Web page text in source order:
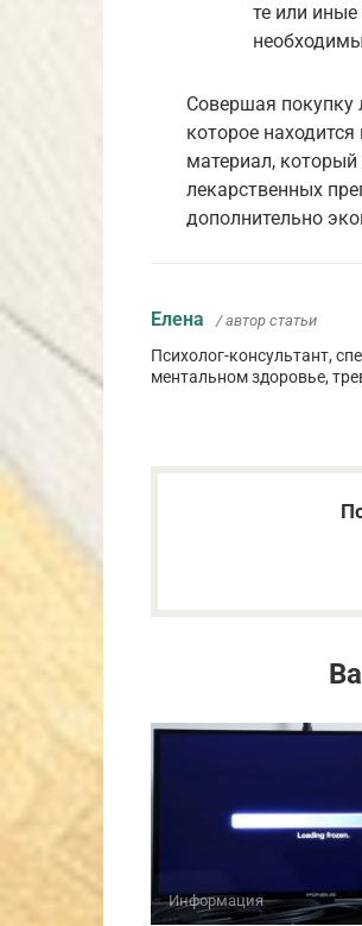
те или
Совершая покупку
которое
материал, который
лекарственных
дополнительно
Елена / автор статьи
Психолог-консультант,
ментальном здоровье,
Информация